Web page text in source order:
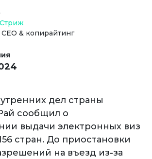
& копирайтинг
дел страны
сообщил о
выдачи электронных виз
стран. До приостановки
на въезд из-за